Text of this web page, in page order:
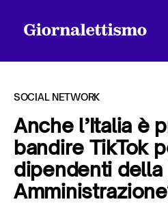
Tutti gli articoli
SOCIAL NETWORK
Anche l’Italia è
bandire TikTok
dipendenti della